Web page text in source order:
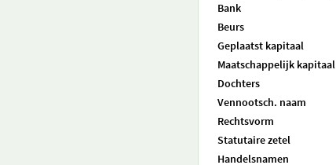
Bank
Beurs
Geplaatst kapitaal
Maatschappelijk kapitaal
Dochters
Vennootsch. naam
Rechtsvorm
Statutaire zetel
Handelsnamen